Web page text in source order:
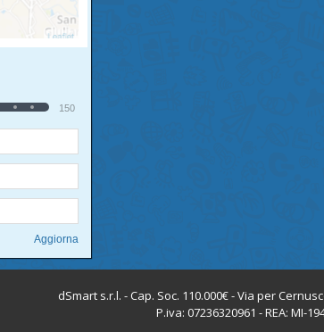
150
dSmart s.r.l. - Cap. Soc. 110.000€ - Via per
P.iva: 07236320961 - REA: MI-